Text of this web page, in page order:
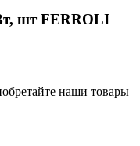
шт FERROLI
наши товары